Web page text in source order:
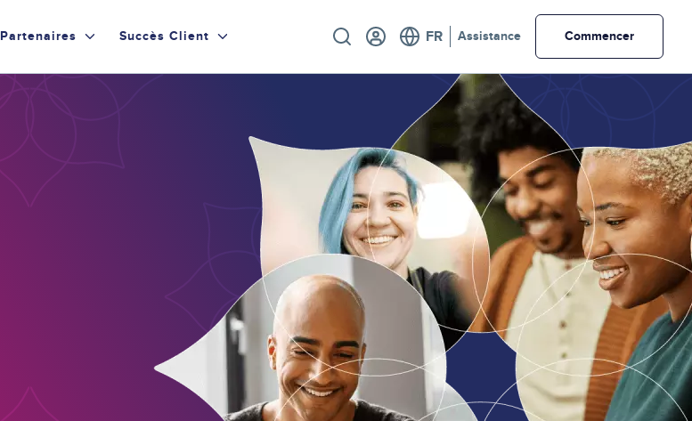
Partenaires Succès Client UtilityAssistance Commencer